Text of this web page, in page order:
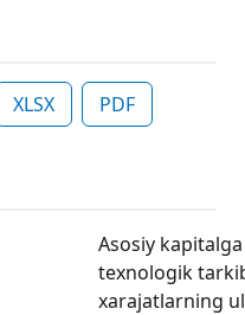
XLSX PDF
Asosiy
texnologik
xarajatlarning